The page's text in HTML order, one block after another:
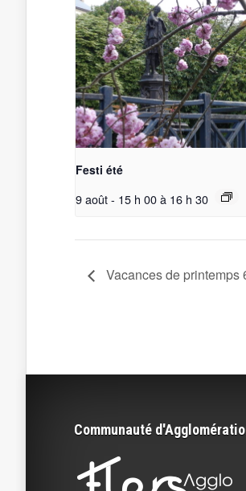
Festi été
9 août - 15 h 00à 16 h 30
Vacances de printemps
Communauté